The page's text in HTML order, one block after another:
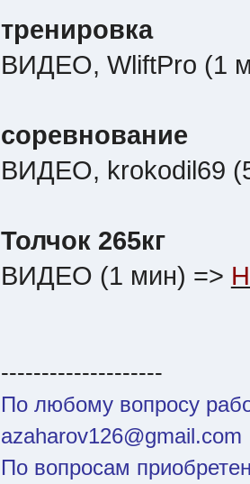
тренировка
ВИДЕО, WliftPro (1
соревнование
ВИДЕО, krokodil69
Толчок 265кг
ВИДЕО (1 мин) =>
--------------------
По любому вопросу
azaharov126@gmail.com
По вопросам